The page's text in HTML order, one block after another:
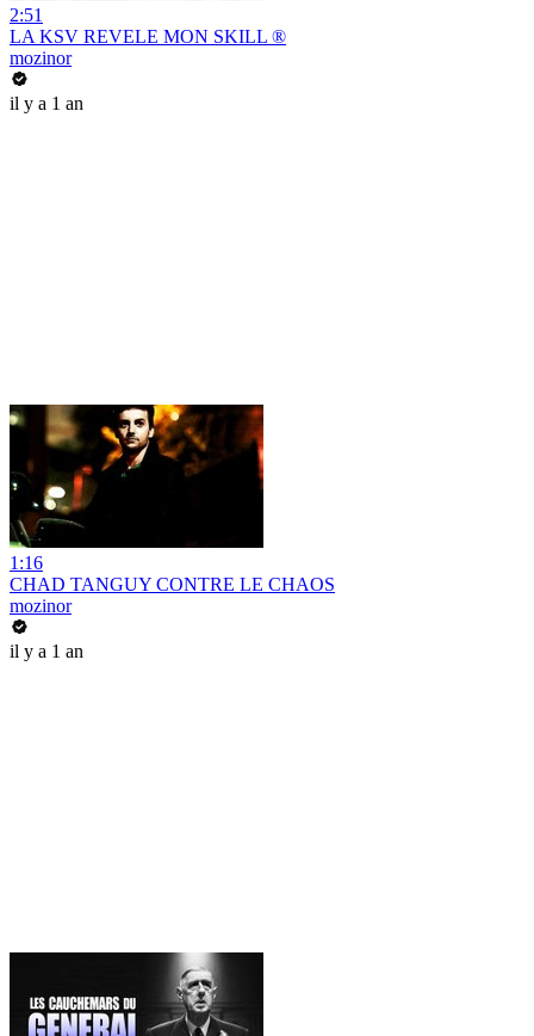
2:51
LA KSV REVELE MON SKILL ®
mozinor
il y a 1 an
1:16
CHAD TANGUY CONTRE LE CHAOS
mozinor
il y a 1 an